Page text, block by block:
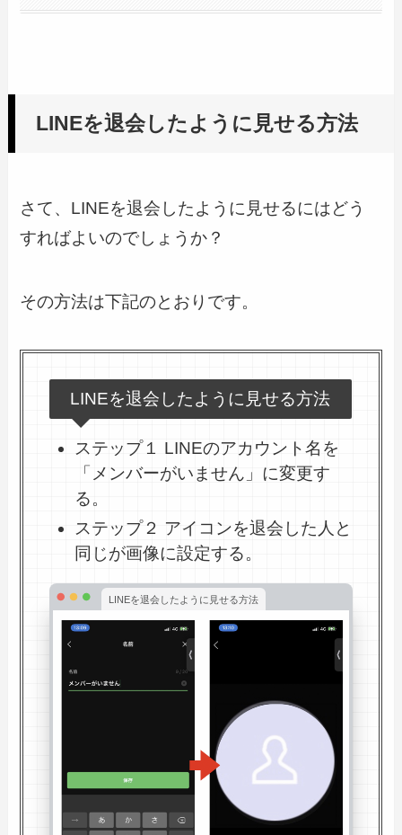
LINEを退会したように見せる方法
さて、LINEを退会したように見せるにはどう
すればよいのでしょうか？
その方法は下記のとおりです。
LINEを退会したように見せる方法
ステップ１ LINEのアカウント名を
「メンバーがいません」に変更す
る。
ステップ２ アイコンを退会した人と
同じが画像に設定する。
LINEを退会したように見せる方法